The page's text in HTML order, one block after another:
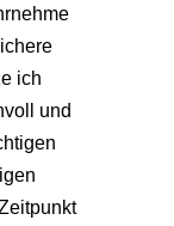
ich
und